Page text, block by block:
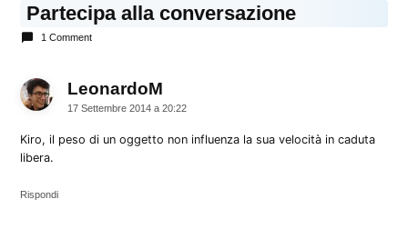
Partecipa alla conversazione
1 Comment
LeonardoM
17 Settembre 2014 a 20:22
Kiro, il peso di un oggetto non influenza la sua velocità in caduta
libera.
Rispondi